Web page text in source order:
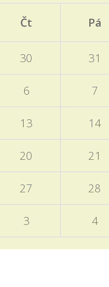
Čt Pá
30 31
6 7
13 14
20 21
27 28
3 4